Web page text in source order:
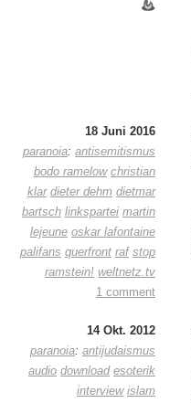
18 Juni 2016
paranoia: antisemitismus
bodo ramelow christian
klar dieter dehm dietmar
bartsch linkspartei martin
lejeune oskar lafontaine
palifans querfront raf stop
ramstein! weltnetz.tv
1 comment
14 Okt. 2012
paranoia: antijudaismus
audio download esoterik
interview islam